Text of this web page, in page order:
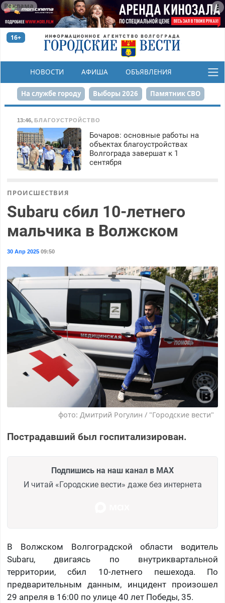
Реклама
16+
НОВОСТИ АФИША ОБЪЯВЛЕНИЯ
КОНКУРСЫ
На службе городу Выборы 2026 Памятник СВО
Сталинград в сердце
Набережная День Победы Реконструкция ЦПКиО
80-летие Победы Парк Героев-летчиков
13:46, БЛАГОУСТРОЙСТВО
Бочаров: основные работы на
объектах благоустройствах
Волгограда завершат к 1
сентября
ПРОИСШЕСТВИЯ
Subaru сбил 10-летнего
мальчика в Волжском
30 Апр 202509:50
фото: Дмитрий Рогулин / "Городские вести"
Пострадавший был госпитализирован.
Подпишись на наш канал в MAX
И читай «Городские вести» даже без интернета
В Волжском Волгоградской области водитель
Subaru, двигаясь по внутриквартальной
территории, сбил 10-летнего пешехода. По
предварительным данным, инцидент произошел
29 апреля в 16:00 по улице 40 лет Победы, 35.​